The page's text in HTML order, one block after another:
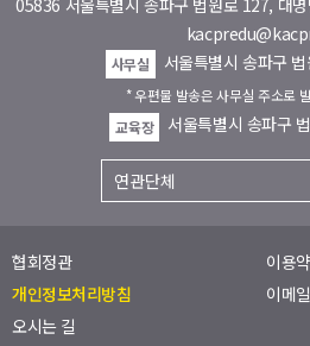
05836 서울특별시 송파구 법원로 127, 대
사무실 서울특별시 송파구
* 우편물 발송은 사무실 주소로
교육장
서울특별시 송파구
협회정관
이용
개인정보처리방침
이메
오시는 길